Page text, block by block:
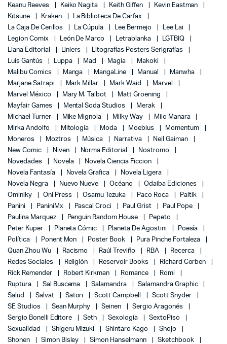
Keanu Reeves
Keiko Nagita Keith Giffen
Kevin Eastman
Kitsune
Kraken
La Biblioteca De Carfax
La Caja De Cerillos
La Cúpula Lee Bermejo
Lee Lai
Legion Comix
León De Marco Letrablanka
LGTBIQ
Liana Editorial
Liniers
Litografías Posters Serigrafías
Luis Gantús
Luppa Mad Magia
Makoki
Malibu Comics
Manga MangaLine Manual
Manwha
Marjane Satrapi
Mark Millar Mark Waid
Marvel
Marvel México
Mary M. Talbot
Matt Groening
Mayfair Games
Mental Soda Studios
Merak
Michael Turner
Mike Mignola Milky Way
Milo Manara
Mirka Andolfo
Mitología Moda Moebius
Momentum
Moneros
Moztros Música Narrativa
Neil Gaiman
New Comic
Niven Norma Editorial
Nostromo
Novedades
Novela
Novela Ciencia Ficcion
Novela Fantasía
Novela Grafica
Novela Ligera
Novela Negra
Nuevo Nueve Océano
Odaiba Ediciones
Ominiky
Oni Press Osamu Tezuka Paco Roca
Paltik
Panini
PaniniMx Pascal Croci Paul Grist
Paul Pope
Paulina Marquez
Penguin Random House
Pepeto
Peter Kuper
Planeta Cómic Planeta De Agostini
Poesía
Política
Ponent Mon Poster Book
Pura Pinche Fortaleza
Quan Zhou Wu
Racismo Raúl Treviño RBA
Recerca
Redes Sociales
Religión Reservoir Books
Richard Corben
Rick Remender
Robert Kirkman Romance
Romi
Ruptura
Sal Buscema Salamandra
Salamandra Graphic
Salud
Salvat Satori Scott Campbell
Scott Snyder
SE Studios
Sean Murphy Seinen
Sergio Aragonés
Sergio Bonelli Editore
Seth Sexología
SextoPiso
Sexualidad
Shigeru Mizuki Shintaro Kago
Shojo
Shonen
Simon Bisley Simon Hanselmann
Sketchbook